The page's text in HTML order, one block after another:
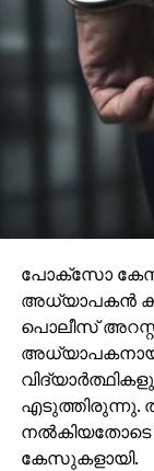
പോക്സോ
അധ്യാപകന്‍
പൊലീസ്
അധ്യാപകനായ
എടുത്തിരുന്നു.
കേസുകളായി.